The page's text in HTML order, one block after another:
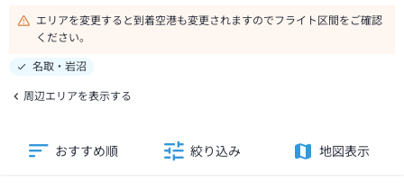
エリアを変更すると到着空港も変更されますのでフライト区間をご確認
ください。
名取・岩沼
周辺エリアを表示する
おすすめ順 絞り込み 地図表示